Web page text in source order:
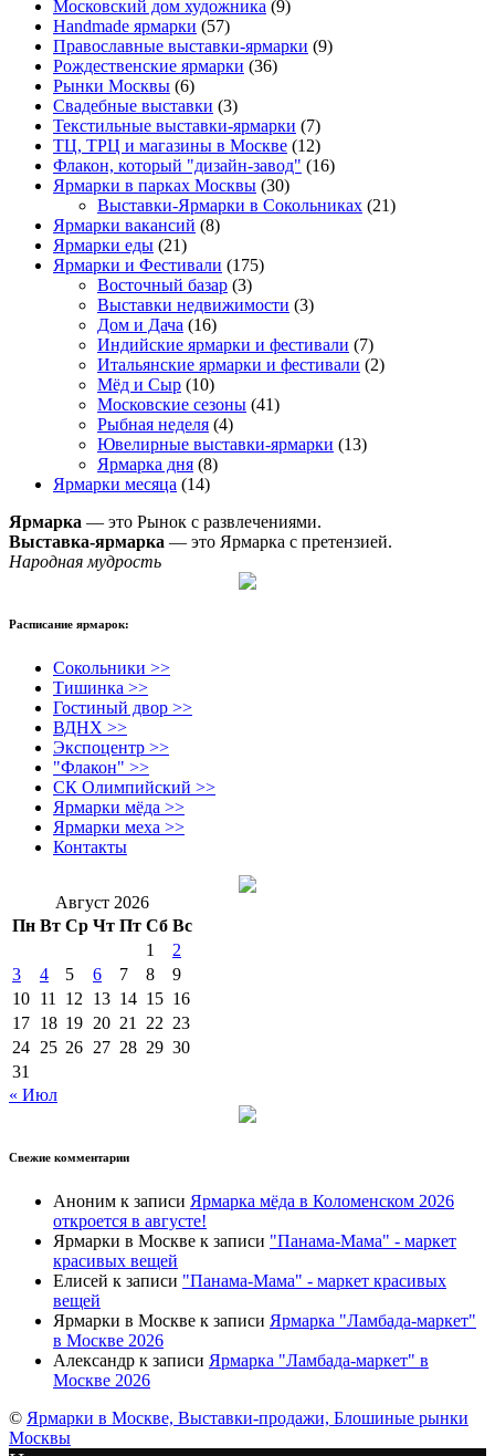
Московский дом художника (9)
Нandmade ярмарки (57)
Православные выставки-ярмарки (9)
Рождественские ярмарки (36)
Рынки Москвы (6)
Свадебные выставки (3)
Текстильные выставки-ярмарки (7)
ТЦ, ТРЦ и магазины в Москве (12)
Флакон, который "дизайн-завод" (16)
Ярмарки в парках Москвы (30)
Выставки-Ярмарки в Сокольниках (21)
Ярмарки вакансий (8)
Ярмарки еды (21)
Ярмарки и Фестивали (175)
Восточный базар (3)
Выставки недвижимости (3)
Дом и Дача (16)
Индийские ярмарки и фестивали (7)
Итальянские ярмарки и фестивали (2)
Мёд и Сыр (10)
Московские сезоны (41)
Рыбная неделя (4)
Ювелирные выставки-ярмарки (13)
Ярмарка дня (8)
Ярмарки месяца (14)
Ярмарка — это Рынок с развлечениями.
Выставка-ярмарка — это Ярмарка с претензией.
Народная мудрость
Расписание ярмарок:
Сокольники >>
Тишинка >>
Гостиный двор >>
ВДНХ >>
Экспоцентр >>
"Флакон" >>
СК Олимпийский >>
Ярмарки мёда >>
Ярмарки меха >>
Контакты
Август 2026
Пн Вт Ср Чт Пт Сб Вс
1
2
3
4 5 6 7 8
9
10 11 12 13 14 15 16
17 18 19 20 21 22 23
24 25 26 27 28 29 30
31
« Июл
Свежие комментарии
Аноним к записи Ярмарка мёда в Коломенском 2026
откроется в августе!
Ярмарки в Москве к записи "Панама-Мама" - маркет
красивых вещей
Елисей к записи "Панама-Мама" - маркет красивых
вещей
Ярмарки в Москве к записи Ярмарка "Ламбада-маркет"
в Москве 2026
Александр к записи Ярмарка "Ламбада-маркет" в
Москве 2026
© Ярмарки в Москве, Выставки-продажи, Блошиные рынки
Москвы